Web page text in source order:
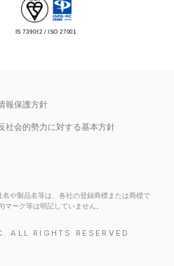
IS 739062 / ISO 27001
報保護方針
社会的勢力に対する基本方針
や製品名等は、各社の登録商標または商標で
マーク等は明記していません。
RIGHTS RESERVED.